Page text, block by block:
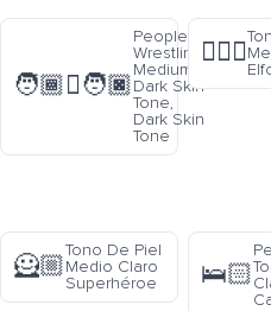
🧑🏾‍🫯‍🧑🏿
People
Wrestling:
Medium-
Dark Skin
Tone,
Dark Skin
Tone
🧝🏼‍♀️
🦸🏼
Tono De Piel
Medio Claro
Superhéroe
🛌🏻